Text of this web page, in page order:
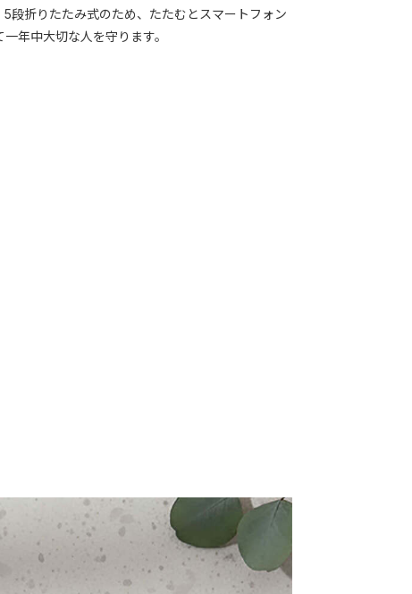
段折りたたみ式のため、たたむとスマートフォン
年中大切な人を守ります。